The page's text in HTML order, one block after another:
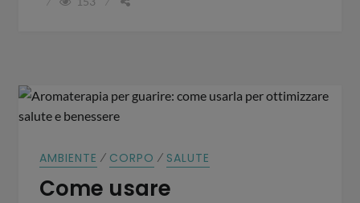
AMBIENTE ⁄ CORPO ⁄ SALUTE
Come usare